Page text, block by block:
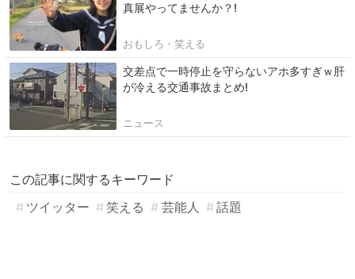
真展やってませんか？!
おもしろ・笑える
交差点で一時停止を守らないアホ多すぎｗ肝
が冷える交通事故まとめ!
ニュース
この記事に関するキーワード
ツイッター
笑える 芸能人 話題